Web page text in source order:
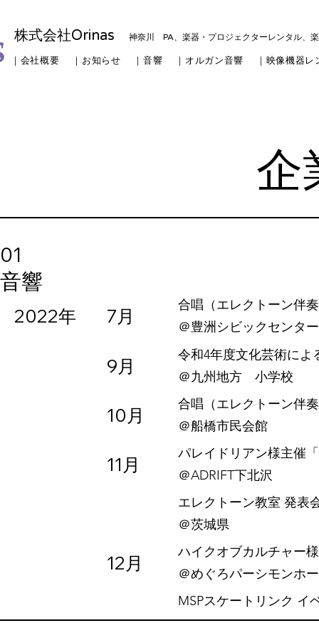
株式会社Orinas 神奈川 PA、楽器・プロジェクターレンタル、
｜会社概要 ｜お知らせ ｜音響 ｜オルガン音響 ｜映像機器レ
企
01
音響
2022年
合唱（エレクトーン伴
＠豊洲シビックセンタ
7月
9月
令和4年度文化芸術に
​＠九州地方 小学校
合唱（エレクトーン伴
​＠船橋市民会館
10月
11月
パレイドリアン様主催
​＠ADRIFT下北沢
エレクトーン教室 発表
​＠茨城県
12月
ハイクオブカルチャー
＠めぐろパーシモンホ
MSPスケートリンク